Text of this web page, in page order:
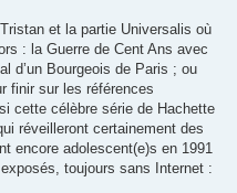
et la partie Universalis où
: la Guerre de Cent Ans avec
d’un Bourgeois de Paris ; ou
finir sur les références
cette célèbre série de Hachette
réveilleront certainement des
encore adolescent(e)s en 1991
toujours sans Internet :